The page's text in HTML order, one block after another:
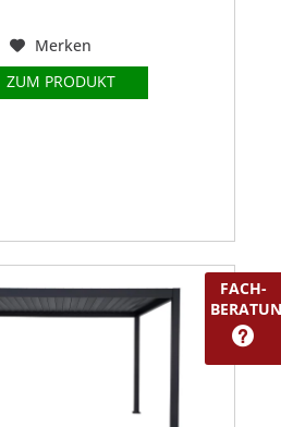
Merken
ZUM PRODUKT
FACH-